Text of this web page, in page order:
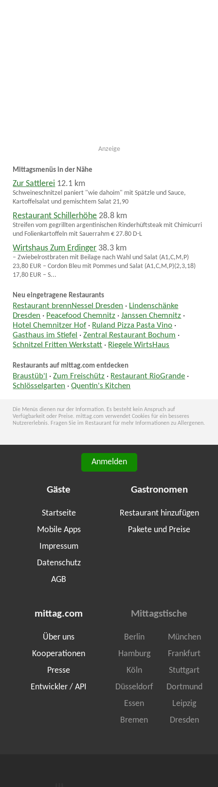
Anzeige
Mittagsmenüs in der Nähe
Zur Sattlerei 12.1 km
Schweineschnitzel paniert "wie dahoim" mit Spätzle und Sauce,
Kartoffelsalat und gemischtem Salat 21,90
Restaurant Schillerhöhe 28.8 km
Streifen vom gegrillten argentinischen Rinderhüftsteak mit Chimicurri
und Folienkartoffeln mit Sauerrahm € 27.80 D-L
Wirtshaus Zum Erdinger 38.3 km
– Zwiebelrostbraten mit Beilage nach Wahl und Salat (A1,C,M,P)
23,80 EUR – Cordon Bleu mit Pommes und Salat (A1,C,M,P)(2,3,18)
17,80 EUR – S...
Neu eingetragene Restaurants
Restaurant brennNessel Dresden · Lindenschänke
Dresden · Peacefood Chemnitz ·Janssen Chemnitz ·
Hotel Chemnitzer Hof · Ruland Pizza Pasta Vino ·
Gasthaus im Stiefel ·Zentral Restaurant Bochum ·
Schnitzel Fritten Werkstatt · Riegele WirtsHaus
Restaurants auf mittag.com entdecken
Braustüb'l ·Zum Freischütz · Restaurant RioGrande ·
Schlösselgarten ·Quentin's Kitchen
Die Menüs dienen nur der Information. Es besteht kein Anspruch auf
Verfügbarkeit oder Preise. mittag.com verwendet Cookies für ein besseres
Nutzererlebnis. Fragen Sie im Restaurant für mehr Informationen zu Allergenen.
Anmelden
Gäste
Startseite
Mobile Apps
Impressum
Datenschutz
AGB
Gastronomen
Restaurant hinzufügen
Pakete und Preise
mittag.com
Über uns
Kooperationen
Presse
Entwickler / API
Mittagstische
Berlin
München
Hamburg
Frankfurt
Köln
Stuttgart
Düsseldorf
Dortmund
Essen
Leipzig
Bremen
Dresden